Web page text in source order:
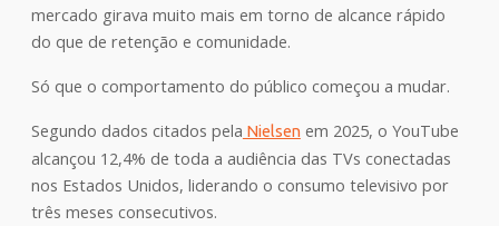
mercado girava muito mais em torno de alcance rápido
do que de retenção e comunidade.
Só que o comportamento do público começou a mudar.
Segundo dados citados pela Nielsenem 2025, o YouTube
alcançou 12,4% de toda a audiência das TVs conectadas
nos Estados Unidos, liderando o consumo televisivo por
três meses consecutivos.